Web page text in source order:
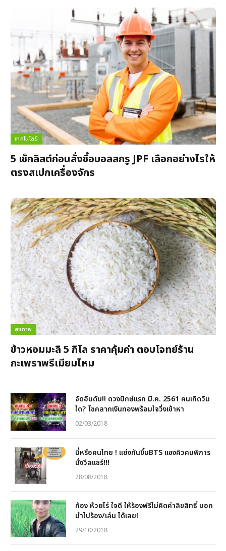
เทคโนโลยี
5 เช็กลิสต์ก่อนสั่งซื้อบอลสกรู JPF เลือกอย่างไรให้
ตรงสเปกเครื่องจักร
สุขภาพ
ข้าวหอมมะลิ 5 กิโล ราคาคุ้มค่า ตอบโจทย์ร้าน
กะเพราพรีเมียมไหม
จัดอันดับ!! ดวงปักษ์แรก มี.ค. 2561 คนเกิดวัน
ใด? โชคลาภเงินทองพร้อมใจวิ่งเข้าหา
02/03/2018
นี่หรือคนไทย ! แย่งกันขึ้นBTS แซงคิวคนพิการ
นั่งวีลแชร์!!!
28/08/2018
ก้อง ห้วยไร่ ใจดี ให้ร้องฟรีไม่คิดค่าลิขสิทธิ์ บอก
นำไปร้อง/เล่น ได้เลย!
29/10/2018